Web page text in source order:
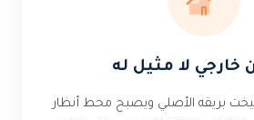
خارجي لا مثيل له
بريقه الأصلي ويصبح محط أنظار